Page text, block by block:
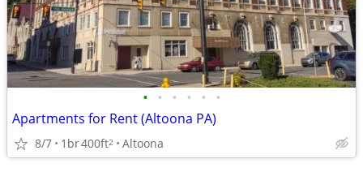
• • • • • •
Apartments for Rent (Altoona PA)
8/7 1br400ft2 Altoona